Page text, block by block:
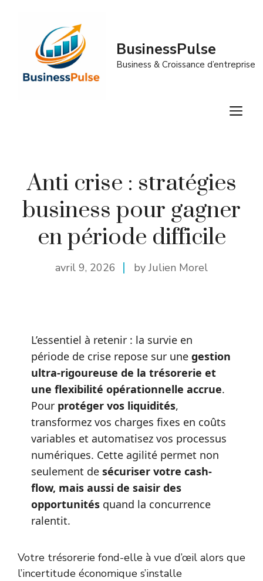
BusinessPulse
Business & Croissance d’entreprise
Anti crise : stratégies
business pour gagner
en période difficile
avril 9, 2026 by Julien Morel
L’essentiel à retenir : la survie en
période de crise repose sur une gestion
ultra-rigoureuse de la trésorerie et
une flexibilité opérationnelle accrue.
Pour protéger vos liquidités,
transformez vos charges fixes en coûts
variables et automatisez vos processus
numériques. Cette agilité permet non
seulement de sécuriser votre cash-
flow, mais aussi de saisir des
opportunitésquand la concurrence
ralentit.
Votre trésorerie fond-elle à vue d’œil alors que
l’incertitude économique s’installe